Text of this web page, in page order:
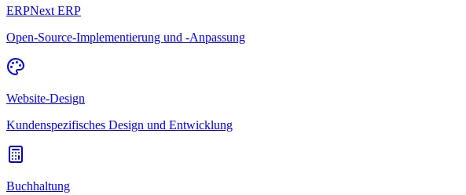
ERPNext ERP
Open-Source-Implementierung und -Anpassung
Website-Design
Kundenspezifisches Design und Entwicklung
Buchhaltung